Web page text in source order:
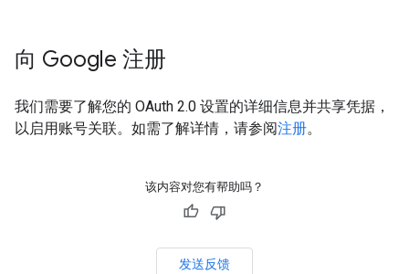
向 Google 注册
我们需要了解您的 OAuth 2.0 设置的详细信息并共享凭据，
以启用账号关联。如需了解详情，请参阅注册。
该内容对您有帮助吗？
发送反馈